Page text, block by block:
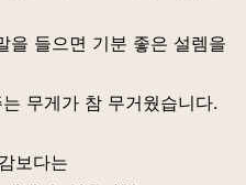
을 들으면 기분 좋은 설렘을
무게가 참 무거웠습니다.
보다는